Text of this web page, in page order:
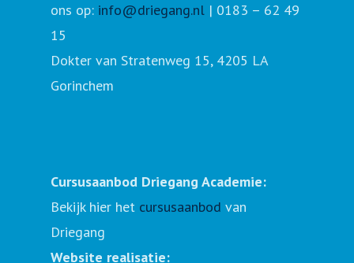
ons op: info@driegang.nl | 0183 – 62 49
15
Dokter van Stratenweg 15, 4205 LA
Gorinchem
Cursusaanbod Driegang Academie:
Bekijk hier het cursusaanbod van
Driegang
Website realisatie: